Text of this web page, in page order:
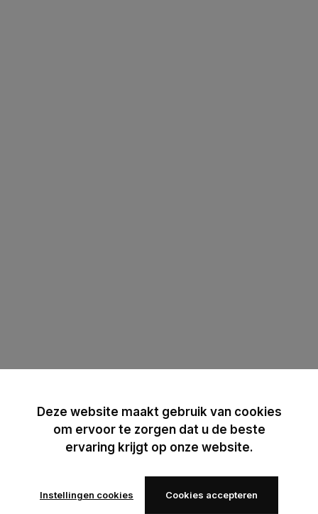
Deze website maakt gebruik van cookies
om ervoor te zorgen dat u de beste
ervaring krijgt op onze website.
Instellingen cookies Cookies accepteren